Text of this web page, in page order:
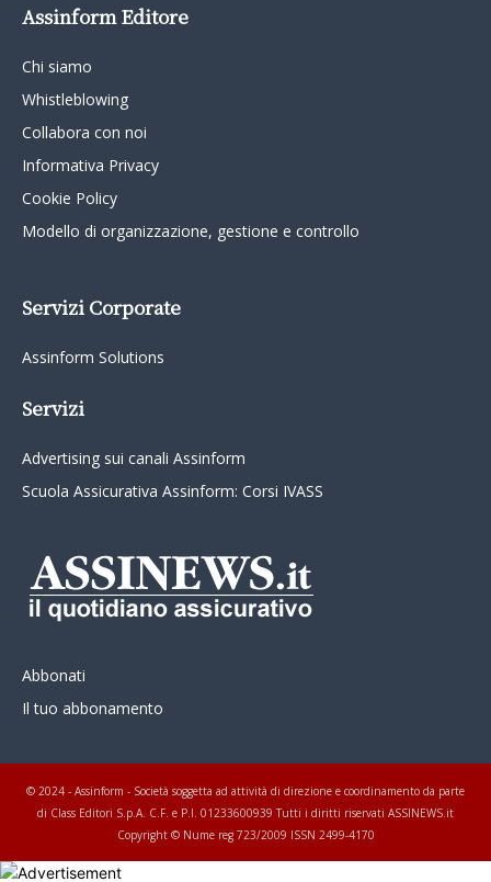
Assinform Editore
Chi siamo
Whistleblowing
Collabora con noi
Informativa Privacy
Cookie Policy
Modello di organizzazione, gestione e controllo
Servizi Corporate
Assinform Solutions
Servizi
Advertising sui canali Assinform
Scuola Assicurativa Assinform: Corsi IVASS
Abbonati
Il tuo abbonamento
© 2024 - Assinform - Società soggetta ad attività di direzione e coordinamento da parte
di Class Editori S.p.A. C.F. e P.I. 01233600939 Tutti i diritti riservati ASSINEWS.it
Copyright © Nume reg 723/2009 ISSN 2499-4170